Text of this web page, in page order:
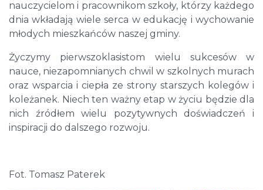
nauczycielom i pracownikom szkoły, którzy każdego
dnia wkładają wiele serca w edukację i wychowanie
młodych mieszkańców naszej gminy.
Życzymy pierwszoklasistom wielu sukcesów w
nauce, niezapomnianych chwil w szkolnych murach
oraz wsparcia i ciepła ze strony starszych kolegów i
koleżanek. Niech ten ważny etap w życiu będzie dla
nich źródłem wielu pozytywnych doświadczeń i
inspiracji do dalszego rozwoju.
Fot. Tomasz Paterek